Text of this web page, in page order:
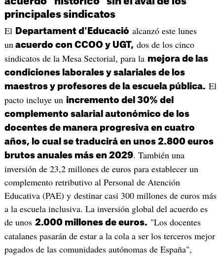
principales sindicatos
El Departament d'Educació alcanzó este lunes
un acuerdo con CCOO y UGT, dos de los cinco
sindicatos de la Mesa Sectorial, para la mejora de las
condiciones laborales y salariales de los
maestros y profesores de la escuela pública. El
pacto incluye un incremento del 30% del
complemento salarial autonómico de los
docentes de manera progresiva en cuatro
años, lo cual se traducirá en unos 2.800 euros
brutos anuales más en 2029. También una
inversión de 23,2 millones de euros para establecer un
complemento retributivo al Personal de Atención
Educativa (PAE) y destinar casi 300 millones de euros más
a la escuela inclusiva. La inversión global del acuerdo es
de unos 2.000 millones de euros. "Los docentes
catalanes pasarán de estar a la cola a ser los terceros mejor
pagados de las comunidades autónomas de España",